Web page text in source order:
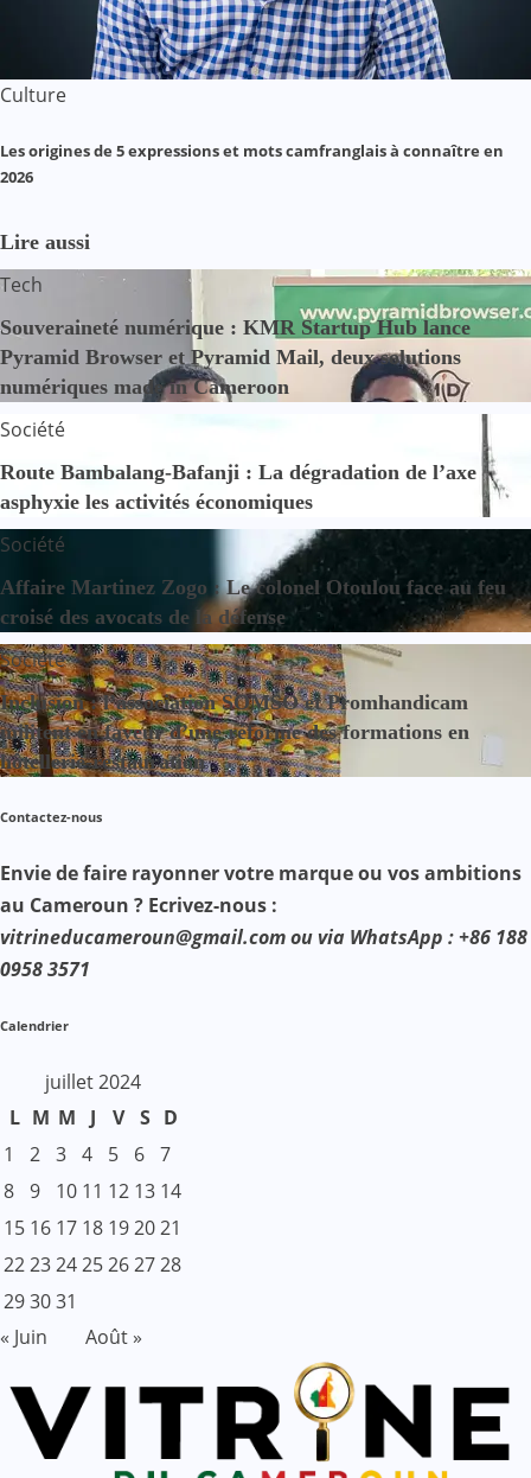
Culture
Les origines de 5 expressions et mots camfranglais à connaître en
2026
Lire aussi
Tech
Souveraineté numérique : KMR Startup Hub lance
Pyramid Browser et Pyramid Mail, deux solutions
numériques made in Cameroon
Société
Route Bambalang-Bafanji : La dégradation de l’axe
asphyxie les activités économiques
Société
Affaire Martinez Zogo : Le colonel Otoulou face au feu
croisé des avocats de la défense
Société
Inclusion : l’association SOMSO et Promhandicam
militent en faveur d’une réforme des formations en
hôtellerie-restauration
Contactez-nous
Envie de faire rayonner votre marque ou vos ambitions
au Cameroun ? Ecrivez-nous :
vitrineducameroun@gmail.com ou via WhatsApp : +86 188
0958 3571
Calendrier
juillet 2024
L M M J V S D
1
2 3 4 5 6 7
8 9 10 11 12 13 14
15 16 17 18 192021
22232425262728
293031
« Juin
Août »